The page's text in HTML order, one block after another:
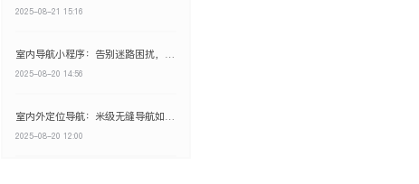
2025-08-21 15:16
室内导航小程序：告别迷路困扰，如何为管理者节省成本并创造显著商业效益？
2025-08-20 14:56
室内外定位导航：米级无缝导航如何提升管理效率与安全效益？
2025-08-20 12:00